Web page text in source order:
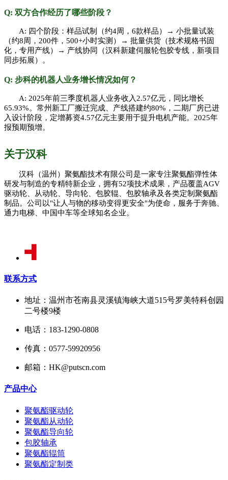
Q: 双方合作经历了哪些阶段？
A: 四个阶段：样品试制（约4周，6款样品）→ 小批量试装
（约8周，200件，500+小时实测）→ 批量供货（技术规格书固
化，专用产线）→ 产线协同（汉科新建伺服轮包胶专线，新项目
同步拓展）。
Q: 步科的机器人业务增长情况如何？
A: 2025年前三季度机器人业务收入2.57亿元，同比增长
65.93%。常州新工厂搬迁完成、产线搭建约80%，二期厂房已进
入设计阶段，定增募资4.57亿元主要用于提升电机产能。2025年
报预期预增。
关于汉科
汉科（温州）聚氨酯技术有限公司是一家专注聚氨酯弹性体
研发与制造的专精特新企业，拥有52项技术成果，产品覆盖AGV
驱动轮、从动轮、导向轮、包胶辊、包胶轴承及各类定制聚氨酯
制品。公司以"让人与物的移动变得更安全"为使命，服务于奔驰、
通力电梯、中国中车等全球知名企业。
联系方式
地址：温州市苍南县灵溪镇海峡大道515号罗美特科创园
二号楼9楼
电话：183-1290-0808
传真：0577-59920956
邮箱：HK@putscn.com
产品中心
聚氨酯驱动轮
聚氨酯从动轮
聚氨酯导向轮
包胶轴承
聚氨酯辊筒
聚氨酯定制类